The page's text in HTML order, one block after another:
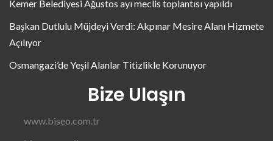
Kemer Belediyesi Ağustos ayı meclis toplantısı yapıldı
Başkan Dutlulu Müjdeyi Verdi: Akpınar Mesire Alanı Hizmete
Açılıyor
Osmangazi’de Yeşil Alanlar Titizlikle Korunuyor
Bize Ulaşın
www.biseo.com.tr